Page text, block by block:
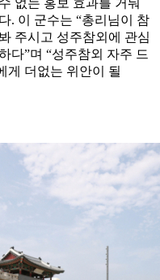
없는 홍보 효과를 거둬
. 이 군수는 “총리님이 참
주시고 성주참외에 관심
다”며 “성주참외 자주 드
게 더없는 위안이 될